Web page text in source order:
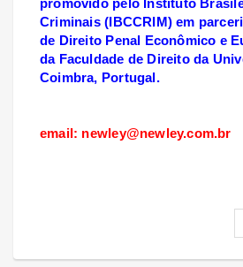
promovido pelo Instituto
Criminais (IBCCRIM) em
de Direito Penal Econômico e
da Faculdade de Direito da
Coimbra, Portugal.
email: newley@newley.com.br